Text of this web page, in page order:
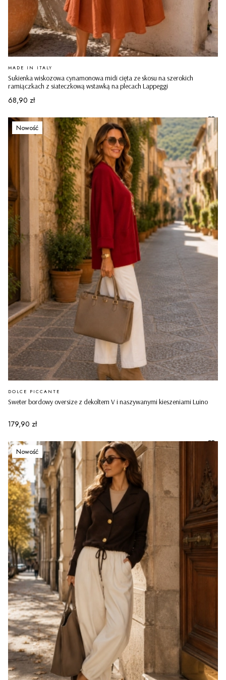
Sukienka wiskozowa cynamonowa midi cięta ze skosu na szerokich
ramiączkach z siateczkową wstawką na plecach Lappeggi
PRODUCENT
MADE IN ITALY
Cena
68,90 zł
Nowość
Sweter bordowy oversize z dekoltem V i naszywanymi kieszeniami Luino
PRODUCENT
DOLCE PICCANTE
Cena
179,90 zł
Nowość